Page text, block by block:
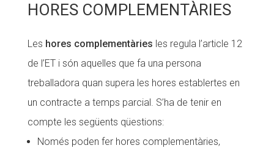
HORES COMPLEMENTÀRIES
Les hores complementàries les regula l’article 12
de l’ET i són aquelles que fa una persona
treballadora quan supera les hores establertes en
un contracte a temps parcial. S’ha de tenir en
compte les següents qüestions:
Només poden fer hores complementàries,
COL·LABORA
Fes voluntariat
Fes un donatiu
Treballa amb nosaltres
COL·LABORA
Fes voluntariat
Fes un donatiu
Treballa amb nosaltres